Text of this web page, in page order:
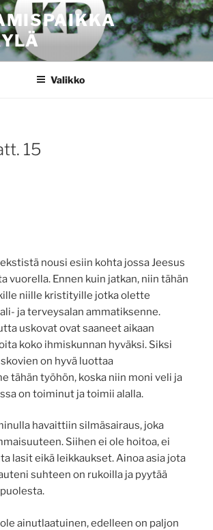
Valikko
15
nousi esiin kohta jossa Jeesus
vuorella. Ennen kuin jatkan, niin tähän
niille kristityille jotka olette
ja terveysalan ammatiksenne.
uskovat ovat saaneet aikaan
koko ihmiskunnan hyväksi. Siksi
on hyvä luottaa
tähän työhön, koska niin moni veli ja
on toiminut ja toimii alalla.
havaittiin silmäsairaus, joka
Siihen ei ole hoitoa, ei
lasit eikä leikkaukset. Ainoa asia jota
suhteen on rukoilla ja pyytää
ainutlaatuinen, edelleen on paljon